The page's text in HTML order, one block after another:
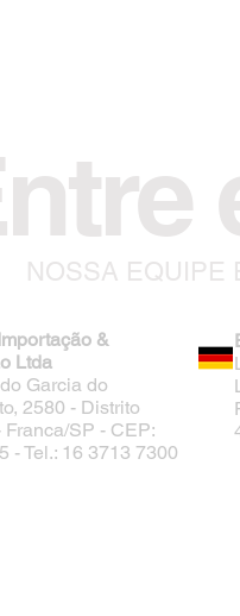
NOSSA EQUIPE
&
Ltda
Garcia do
2580 - Distrito
Franca/SP - CEP:
- Tel.: 16 3713 7300